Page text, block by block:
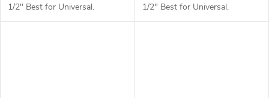
1/2" Best for Universal.
1/2" Best for Universal.